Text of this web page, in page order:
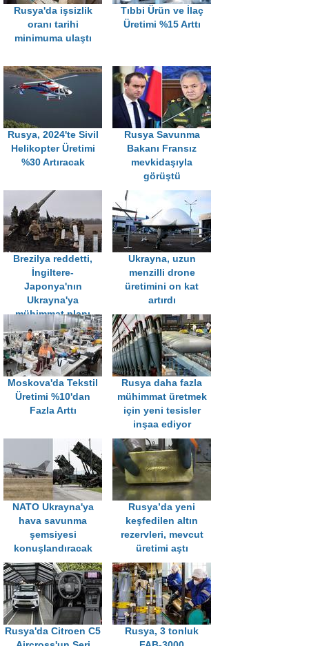
Rusya'da işsizlik
oranı tarihi
minimuma ulaştı
Tıbbi Ürün ve İlaç
Üretimi %15 Arttı
Rusya, 2024'te Sivil
Helikopter Üretimi
%30 Artıracak
Rusya Savunma
Bakanı Fransız
mevkidaşıyla
görüştü
Brezilya reddetti,
İngiltere-
Japonya'nın
Ukrayna'ya
mühimmat planı
aksadı
Ukrayna, uzun
menzilli drone
üretimini on kat
artırdı
Moskova'da Tekstil
Üretimi %10'dan
Fazla Arttı
Rusya daha fazla
mühimmat üretmek
için yeni tesisler
inşaa ediyor
NATO Ukrayna'ya
hava savunma
şemsiyesi
konuşlandıracak
Rusya’da yeni
keşfedilen altın
rezervleri, mevcut
üretimi aştı
Rusya'da Citroen C5
Rusya, 3 tonluk